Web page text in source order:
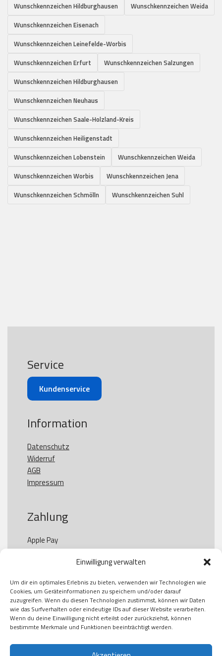
Einwilligung verwalten
Um dir ein optimales Erlebnis zu bieten, verwenden wir Technologien wie
Cookies, um Geräteinformationen zu speichern und/oder darauf
zuzugreifen. Wenn du diesen Technologien zustimmst, können wir Daten
wie das Surfverhalten oder eindeutige IDs auf dieser Website verarbeiten.
Wenn du deine Einwilligung nicht erteilst oder zurückziehst, können
bestimmte Merkmale und Funktionen beeinträchtigt werden.
Wunschkennzeichen Hildburghausen
Wunschkennzeichen Weida
Wunschkennzeichen Eisenach
Wunschkennzeichen Leinefelde-Worbis
Wunschkennzeichen Erfurt
Wunschkennzeichen Salzungen
Wunschkennzeichen Hildburghausen
Wunschkennzeichen Neuhaus
Wunschkennzeichen Saale-Holzland-Kreis
Wunschkennzeichen Heiligenstadt
Wunschkennzeichen Lobenstein
Wunschkennzeichen Weida
Wunschkennzeichen Worbis
Wunschkennzeichen Jena
Wunschkennzeichen Schmölln
Wunschkennzeichen Suhl
Service
Kundenservice
Information
Datenschutz
Widerruf
AGB
Impressum
Zahlung
Apple Pay
Paypal
Kauf auf Rechung
Klarna
American Express